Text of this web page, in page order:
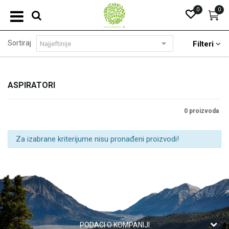
0
0
ASPIRATORI
Sortiraj Filteri
0 proizvoda
Za izabrane kriterijume nisu pronađeni proizvodi!
PODACI O KOMPANIJI